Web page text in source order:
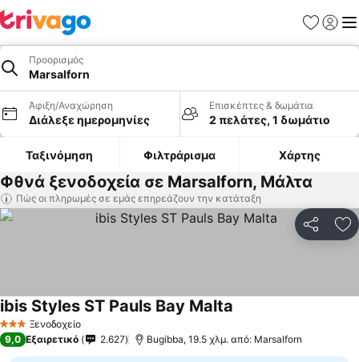
Προορισμός
Marsalforn
Άφιξη/Αναχώρηση
Διάλεξε ημερομηνίες
Επισκέπτες & δωμάτια
2 πελάτες, 1 δωμάτιο
Ταξινόμηση Φιλτράρισμα Χάρτης
Φθνά ξενοδοχεία σε Marsalforn, Μάλτα
Πώς οι πληρωμές σε εμάς επηρεάζουν την κατάταξη
3 ΑστέριαΞενοδοχείο
ibis Styles ST Pauls Bay Malta
9,0 Εξαιρετικό 2.627 Bugibba, 19.5 χλμ. από: Marsalforn